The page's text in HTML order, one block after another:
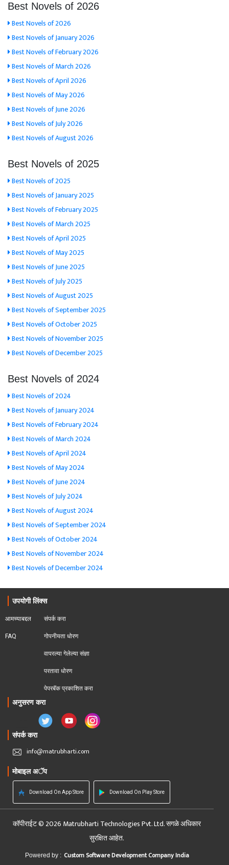
Best Novels of 2026
Best Novels of 2026
Best Novels of January 2026
Best Novels of February 2026
Best Novels of March 2026
Best Novels of April 2026
Best Novels of May 2026
Best Novels of June 2026
Best Novels of July 2026
Best Novels of August 2026
Best Novels of 2025
Best Novels of 2025
Best Novels of January 2025
Best Novels of February 2025
Best Novels of March 2025
Best Novels of April 2025
Best Novels of May 2025
Best Novels of June 2025
Best Novels of July 2025
Best Novels of August 2025
Best Novels of September 2025
Best Novels of October 2025
Best Novels of November 2025
Best Novels of December 2025
Best Novels of 2024
Best Novels of 2024
Best Novels of January 2024
Best Novels of February 2024
Best Novels of March 2024
Best Novels of April 2024
Best Novels of May 2024
Best Novels of June 2024
Best Novels of July 2024
Best Novels of August 2024
Best Novels of September 2024
Best Novels of October 2024
Best Novels of November 2024
Best Novels of December 2024
उपयोगी लिंक्स
आमच्याबद्दल
FAQ
संपर्क करा
गोपनीयता धोरण
वापरल्या गेलेल्या संज्ञा
परतावा धोरण
पेपरबॅक प्रकाशित करा
अनुसरण करा
संपर्क करा
info@matrubharti.com
मोबाइल अॅप
Download On App Store Download On Play Store
कॉपीराईट © 2026 Matrubharti Technologies Pvt. Ltd. सगळे अधिकार
सुरक्षित आहेत.
Powered by : Custom Software Development Company India